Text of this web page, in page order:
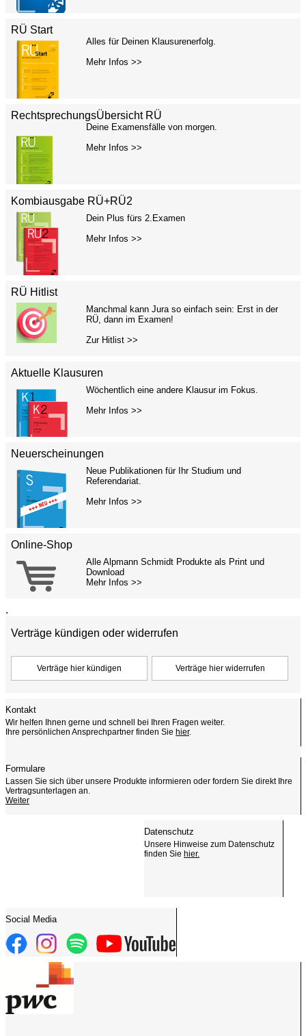
RÜ Start
Alles für Deinen Klausurenerfolg.
Mehr Infos >>
RechtsprechungsÜbersicht RÜ
Deine Examensfälle von morgen.
Mehr Infos >>
Kombiausgabe RÜ+RÜ2
Dein Plus fürs 2.Examen
Mehr Infos >>
RÜ Hitlist
Manchmal kann Jura so einfach sein: Erst in der
RÜ, dann im Examen!
Zur Hitlist >>
Aktuelle Klausuren
Wöchentlich eine andere Klausur im Fokus.
Mehr Infos >>
Neuerscheinungen
Neue Publikationen für Ihr Studium und
Referendariat.
Mehr Infos >>
Online-Shop
Alle Alpmann Schmidt Produkte als Print und
Download
Mehr Infos >>
.
Verträge kündigen oder widerrufen
Kontakt
Wir helfen Ihnen gerne und schnell bei Ihren Fragen weiter.
Ihre persönlichen Ansprechpartner finden Sie hier.
Formulare
Lassen Sie sich über unsere Produkte informieren oder fordern Sie direkt Ihre
Vertragsunterlagen an.
Weiter
Datenschutz
Unsere Hinweise zum Datenschutz
finden Sie hier.
Social Media